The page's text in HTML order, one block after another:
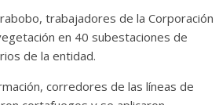
trabajadores de la Corporación
en 40 subestaciones de
de la entidad.
corredores de las líneas de